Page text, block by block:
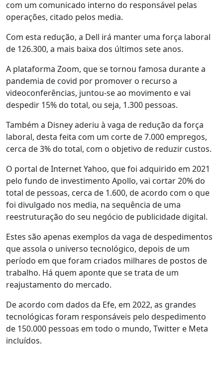
com um comunicado interno do responsável pelas
operações, citado pelos media.
Com esta redução, a Dell irá manter uma força laboral
de 126.300, a mais baixa dos últimos sete anos.
A plataforma Zoom, que se tornou famosa durante a
pandemia de covid por promover o recurso a
videoconferências, juntou-se ao movimento e vai
despedir 15% do total, ou seja, 1.300 pessoas.
Também a Disney aderiu à vaga de redução da força
laboral, desta feita com um corte de 7.000 empregos,
cerca de 3% do total, com o objetivo de reduzir custos.
O portal de Internet Yahoo, que foi adquirido em 2021
pelo fundo de investimento Apollo, vai cortar 20% do
total de pessoas, cerca de 1.600, de acordo com o que
foi divulgado nos media, na sequência de uma
reestruturação do seu negócio de publicidade digital.
Estes são apenas exemplos da vaga de despedimentos
que assola o universo tecnológico, depois de um
período em que foram criados milhares de postos de
trabalho. Há quem aponte que se trata de um
reajustamento do mercado.
De acordo com dados da Efe, em 2022, as grandes
tecnológicas foram responsáveis pelo despedimento
de 150.000 pessoas em todo o mundo, Twitter e Meta
incluídos.